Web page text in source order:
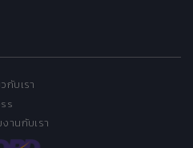
กับเรา
านกับเรา